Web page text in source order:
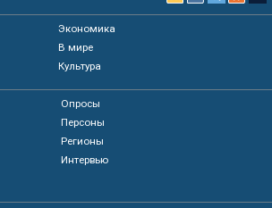
Экономика
В мире
Культура
Опросы
Персоны
Регионы
Интервью